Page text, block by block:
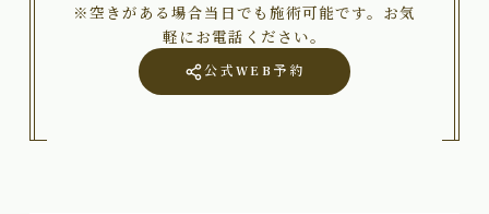
※空きがある場合当日でも施術可能です。お気
軽にお電話ください。
公式WEB予約